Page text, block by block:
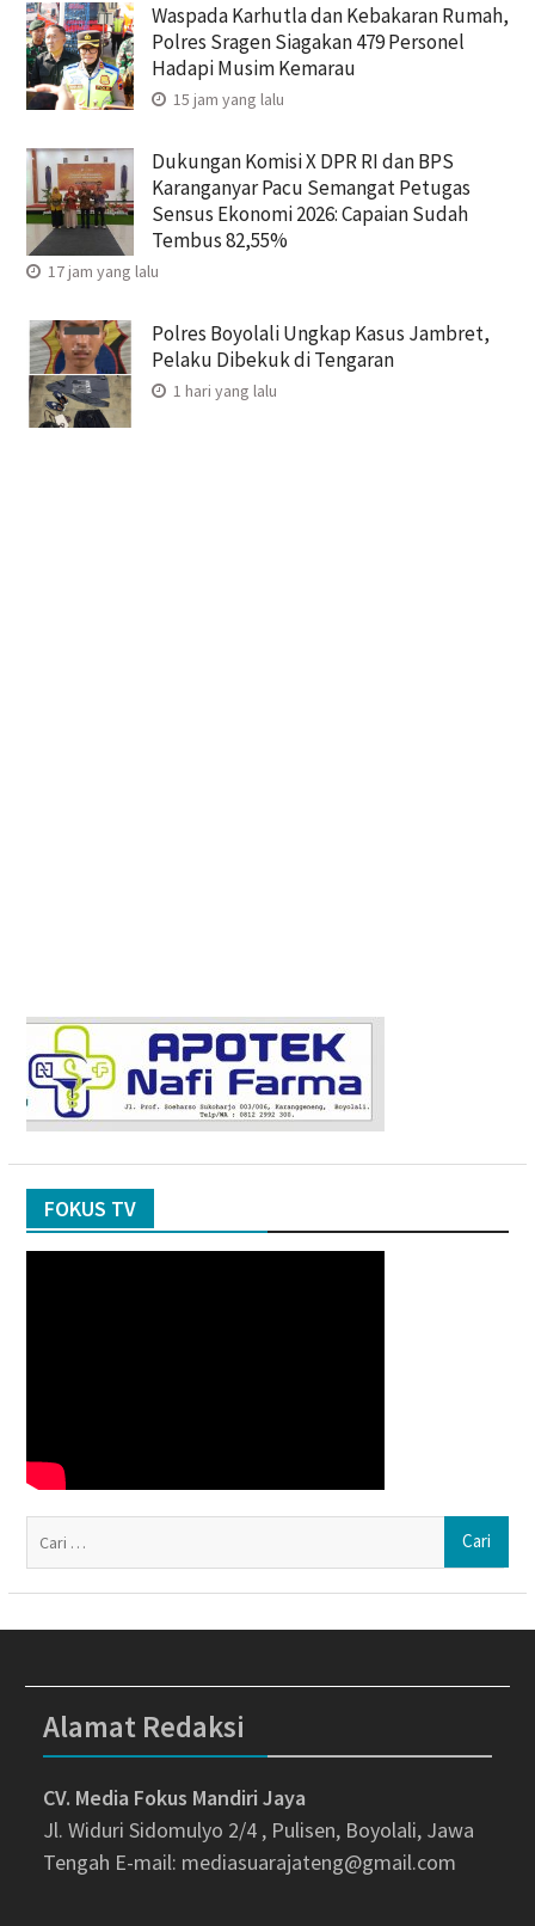
Waspada Karhutla dan Kebakaran Rumah,
Polres Sragen Siagakan 479 Personel
Hadapi Musim Kemarau
15 jam yang lalu
Dukungan Komisi X DPR RI dan BPS
Karanganyar Pacu Semangat Petugas
Sensus Ekonomi 2026: Capaian Sudah
Tembus 82,55%
17 jam yang lalu
Polres Boyolali Ungkap Kasus Jambret,
Pelaku Dibekuk di Tengaran
1 hari yang lalu
FOKUS TV
Alamat Redaksi
CV. Media Fokus Mandiri Jaya
Jl. Widuri Sidomulyo 2/4 , Pulisen, Boyolali, Jawa
Tengah E-mail: mediasuarajateng@gmail.com